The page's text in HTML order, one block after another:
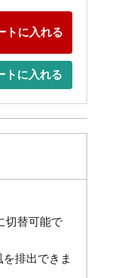
トに入れる
トに入れる
切替可能で
排出できま